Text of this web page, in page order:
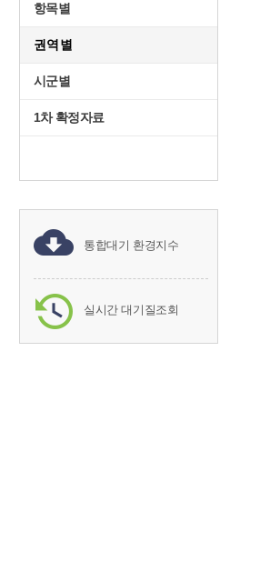
항목별
권역별
시군별
1차 확정자료
통합대기 환경지수
실시간 대기질조회